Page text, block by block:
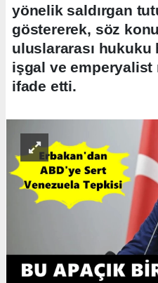
yönelik saldırgan
göstererek, söz
uluslararası hukuku
işgal ve
ifade etti.